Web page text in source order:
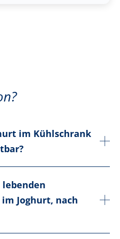
im Kühlschrank
Joghurt, nach